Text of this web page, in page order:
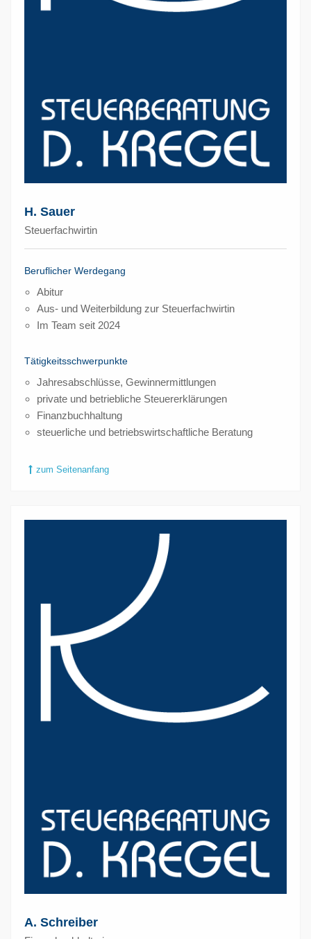
H. Sauer
Steuerfachwirtin
Beruflicher Werdegang
Abitur
Aus- und Weiterbildung zur Steuerfachwirtin
Im Team seit 2024
Tätigkeitsschwerpunkte
Jahresabschlüsse, Gewinnermittlungen
private und betriebliche Steuererklärungen
Finanzbuchhaltung
steuerliche und betriebswirtschaftliche Beratung
zum Seitenanfang
A. Schreiber